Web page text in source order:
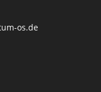
os.de